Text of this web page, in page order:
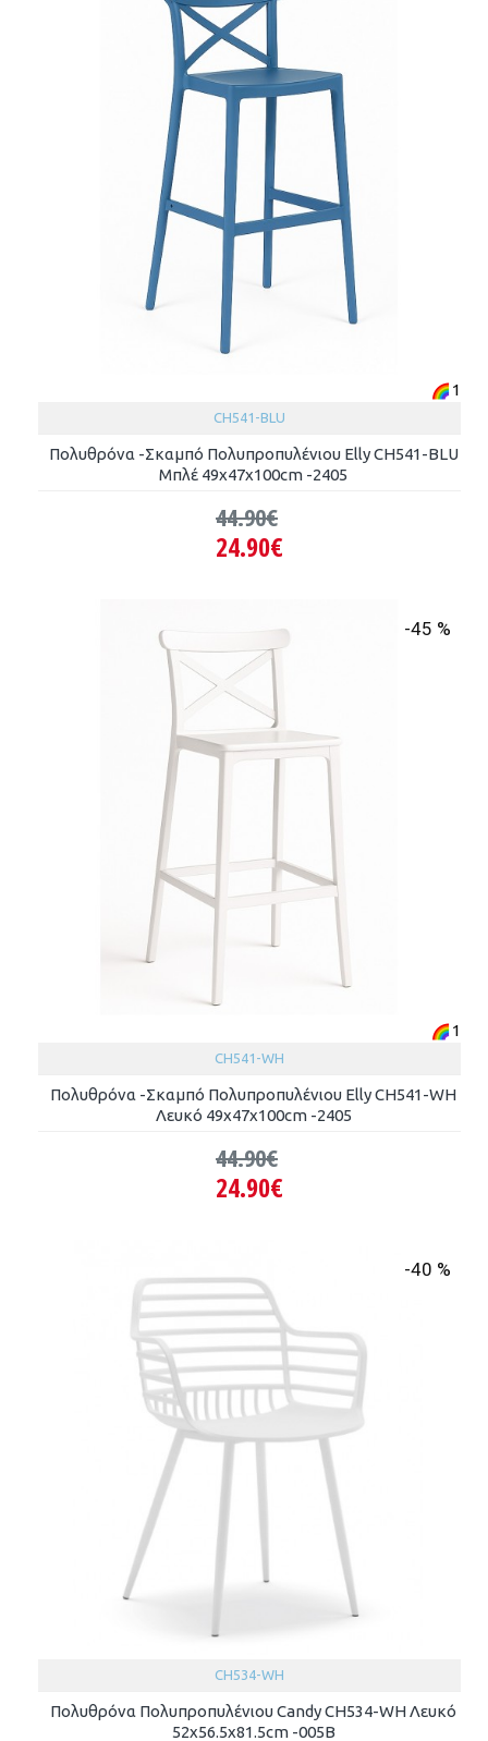
1
CH541-BLU
Πολυθρόνα -Σκαμπό Πολυπροπυλένιου Elly CH541-BLU
Μπλέ 49x47x100cm -2405
24.90€
44.90€
-45 %
1
CH541-WH
Πολυθρόνα -Σκαμπό Πολυπροπυλένιου Elly CH541-WH
Λευκό 49x47x100cm -2405
24.90€
44.90€
-40 %
CH534-WH
Πολυθρόνα Πολυπροπυλένιου Candy CH534-WH Λευκό
52x56.5x81.5cm -005B